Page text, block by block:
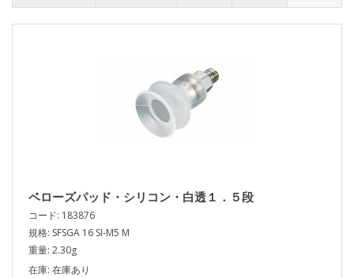
ベローズパッド・シリコン・白透１．５段
コード: 183876
規格: SFSGA 16 SI-M5 M
重量: 2.30g
在庫: 在庫あり